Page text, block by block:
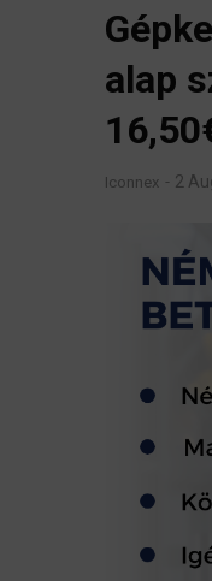
alap
Iconnex 2